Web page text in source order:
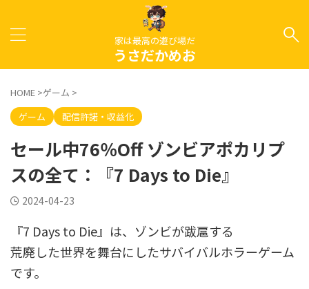
家は最高の遊び場だ
うさだかめお
HOME >ゲーム >
ゲーム
配信許諾・収益化
セール中76％Off ゾンビアポカリプ
スの全て：『7 Days to Die』
2024-04-23
『7 Days to Die』は、ゾンビが跋扈する
荒廃した世界を舞台にしたサバイバルホラーゲーム
です。